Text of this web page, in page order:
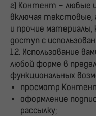
г) Контент – любые
включая текстовые,
и прочие
доступ с
1.2. Использование
любой форме в
функциональных
просмотр
оформление
рассылку;